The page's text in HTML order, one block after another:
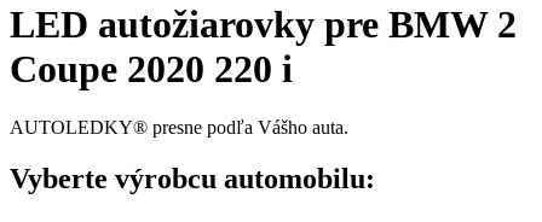
LED autožiarovky pre BMW 2
Coupe 2020 220 i
AUTOLEDKY® presne podľa Vášho auta.
Vyberte výrobcu automobilu: